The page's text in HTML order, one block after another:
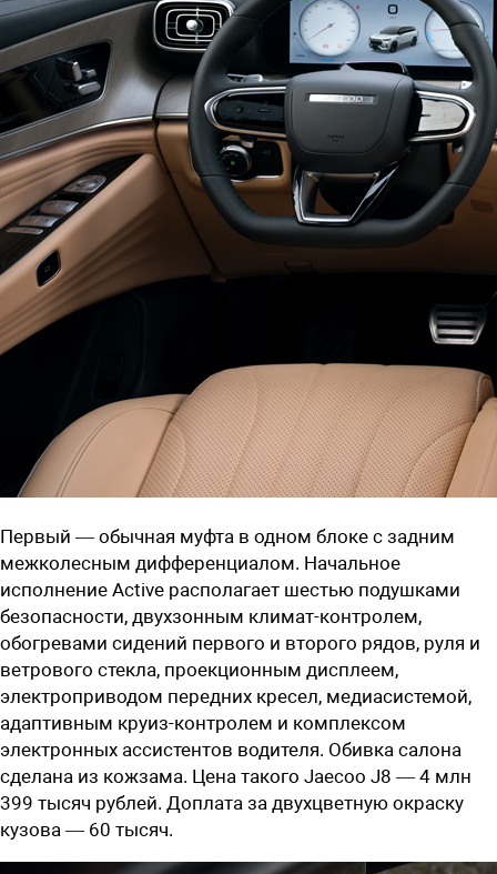
Первый — обычная муфта в одном блоке с задним
межколесным дифференциалом. Начальное
исполнение Active располагает шестью подушками
безопасности, двухзонным климат-контролем,
обогревами сидений первого и второго рядов, руля и
ветрового стекла, проекционным дисплеем,
электроприводом передних кресел, медиасистемой,
адаптивным круиз-контролем и комплексом
электронных ассистентов водителя. Обивка салона
сделана из кожзама. Цена такого Jaecoo J8 — 4 млн
399 тысяч рублей. Доплата за двухцветную окраску
кузова — 60 тысяч.